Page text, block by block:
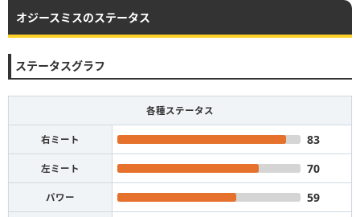
オジースミスのステータス
ステータスグラフ
各種ステータス
右ミート 83
左ミート 70
パワー 59